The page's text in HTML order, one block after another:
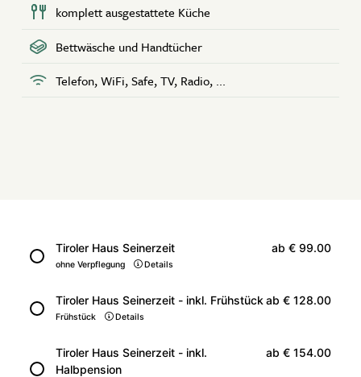
komplett ausgestattete Küche
Bettwäsche und Handtücher
Telefon, WiFi, Safe, TV, Radio, ...
Tiroler Haus Seinerzeit
ohne Verpflegung Details
ab € 99.00
Tiroler Haus Seinerzeit - inkl. Frühstück
Frühstück Details
ab € 128.00
Tiroler Haus Seinerzeit - inkl.
Halbpension
ab € 154.00